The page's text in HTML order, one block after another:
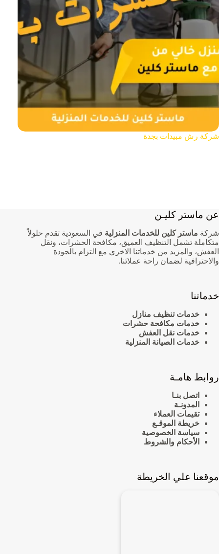
شركة رش مبيدات بجدة
عن ماستر كليـن
شركة ماستر كلين للخدمات المنزلية في السعودية تقدم حلولاً
متكاملة تشمل التنظيف العميق، مكافحة الحشرات، ونقل
العفش، والمزيد من خدماتنا الاخري مع التزام بالجودة
والاحترافية لضمان راحة عملائنا.
خدماتنا
خدمات تنظيف منازل
خدمات مكافحة حشرات
خدمات نقل العفش
خدمات الصيانة المنزلية
روابط هامـة
اتصل بنـا
المدونـة
تقيمات العملاء
خريطة الموقـع
سياسة الخصوصية
الأحكام والشروط
موقعنا علي الخريطة